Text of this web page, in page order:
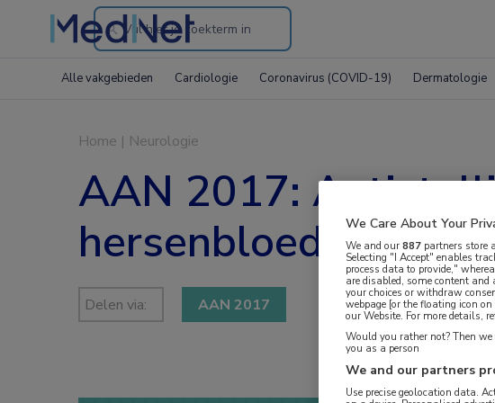
Search
the
Alle vakgebieden Cardiologie Coronavirus (COVID-19) Dermatologie
Home | Neurologie
AAN 2017:
hersenbloeding?
Delen via: AAN 2017
We Care About Your
We and our887 partners store
Selecting "I Accept" enables
process data to provide,"
are disabled, some content
your choices or withdraw
webpage [or the floating icon
our Website. For more details,
Would you rather not? Then
you as a person
We and our partners
Use precise geolocation data.